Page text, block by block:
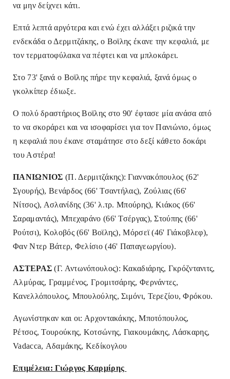
να μην δείχνει κάτι.
Επτά λεπτά αργότερα και ενώ έχει αλλάξει ριζικά την
ενδεκάδα ο Δερμιτζάκης, ο Βοϊλης έκανε την κεφαλιά, με
τον τερματοφύλακα να πέφτει και να μπλοκάρει.
Στο 73' ξανά ο Βοϊλης πήρε την κεφαλιά, ξανά όμως ο
γκολκίπερ έδιωξε.
Ο πολύ δραστήριος Βοϊλης στο 90' έφτασε μία ανάσα από
το να σκοράρει και να ισοφαρίσει για τον Πανιώνιο, όμως
η κεφαλιά που έκανε σταμάτησε στο δεξί κάθετο δοκάρι
του Αστέρα!
ΠΑΝΙΩΝΙΟΣ (Π. Δερμιτζάκης): Γιαννακόπουλος (62'
Σγουρής), Βενάρδος (66' Τσαντήλας), Ζούλιας (66'
Νίτσος), Ασλανίδης (36' λ.τρ. Μπούρης), Κιάκος (66'
Σαραμαντάς), Μπεχαράνο (66' Τσέργας), Στούπης (66'
Ρούτσι), Κολοβός (66' Βοϊλης), Μόρσεϊ (46' Γιάκοβλεφ),
Φαν Ντερ Βάτερ, Φελίσιο (46' Παπαγεωργίου).
ΑΣΤΕΡΑΣ(Γ. Αντωνόπουλος): Κακαδιάρης, Γκρόζντανιτς,
Αλμύρας, Γραμμένος, Γρομιτσάρης, Φερνάντες,
Κανελλόπουλος, Μπουλούλης, Σιμόνι, Τερεζίου, Φρόκου.
Αγωνίστηκαν και οι: Αρχοντακάκης, Μποτόπουλος,
Ρέτσος, Τουρούκης, Κοτσώνης, Γιακουμάκης, Λάσκαρης,
Vadacca, Αδαμάκης, Κεδίκογλου
Επιμέλεια: Γιώργος Καρμίρης